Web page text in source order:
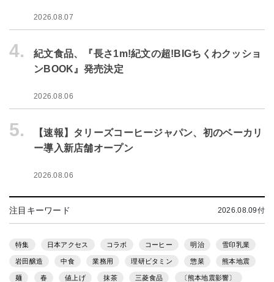
2026.08.07
4.
紀文食品、『長さ1m!紀文の超!BIGちくわクッショ
ンBOOK』発売決定
2026.08.06
5.
【速報】タリーズコーヒージャパン、初のベーカリ
ー導入新店舗オープン
2026.08.06
注目キーワード 2026.08.09付
特集 日本アクセス コラボ コーヒー 明治 雪印乳業
岩田醸造 中食 業務用 理研ビタミン 惣菜 熊本地震
麺 春 値上げ 抹茶 三菱食品 〔熊本地震影響〕